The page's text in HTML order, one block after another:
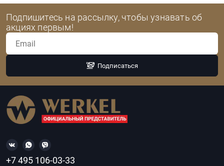
Подпишитесь на рассылку, чтобы узнавать об
акциях первым!
Подписаться
+7 495 106-03-33